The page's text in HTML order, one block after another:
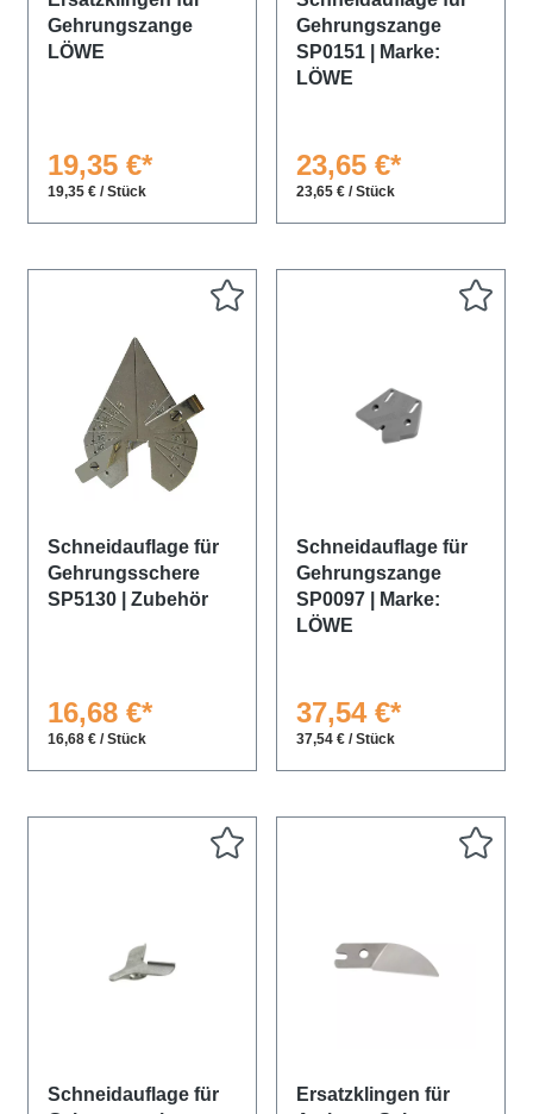
Gehrungszange
LÖWE
19,35 €*
19,35 € / Stück
Gehrungszange
SP0151 | Marke:
LÖWE
23,65 €*
23,65 € / Stück
Schneidauflage für
Gehrungsschere
SP5130 | Zubehör
16,68 €*
16,68 € / Stück
Schneidauflage für
Gehrungszange
SP0097 | Marke:
LÖWE
37,54 €*
37,54 € / Stück
Schneidauflage für
Ersatzklingen für